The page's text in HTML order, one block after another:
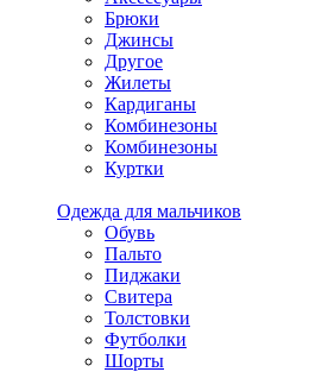
Брюки
Джинсы
Другое
Жилеты
Кардиганы
Комбинезоны
Комбинезоны
Куртки
Одежда для мальчиков
Обувь
Пальто
Пиджаки
Свитера
Толстовки
Футболки
Шорты